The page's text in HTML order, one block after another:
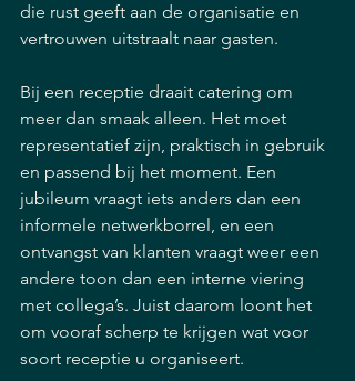
die rust geeft aan de organisatie en
vertrouwen uitstraalt naar gasten.
Bij een receptie draait catering om
meer dan smaak alleen. Het moet
representatief zijn, praktisch in gebruik
en passend bij het moment. Een
jubileum vraagt iets anders dan een
informele netwerkborrel, en een
ontvangst van klanten vraagt weer een
andere toon dan een interne viering
met collega’s. Juist daarom loont het
om vooraf scherp te krijgen wat voor
soort receptie u organiseert.